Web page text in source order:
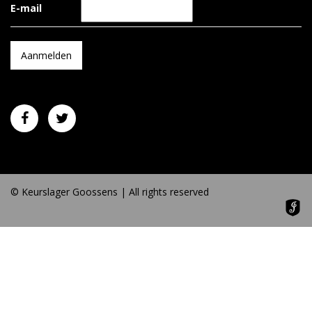
E-mail
© Keurslager Goossens | All rights reserved